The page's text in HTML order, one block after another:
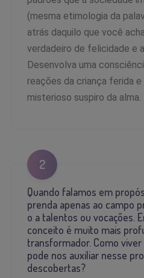
(mesma etimologia da
atrás daquilo que você
verdadeiro de felicidade e
Desenvolva uma
reações da criança ferida e
misterioso suspiro da alma.
2
Quando falamos em
prenda apenas ao campo
o a talentos ou vocações.
conceito é muito mais
transformador. Como
pode nos auxiliar nesse
descobertas?